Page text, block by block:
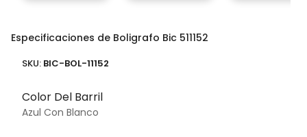
Especificaciones de Boligrafo Bic 511152
SKU: BIC-BOL-11152
Color Del Barril
Azul Con Blanco